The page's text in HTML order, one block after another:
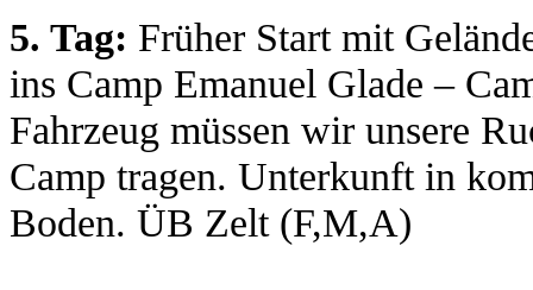
5. Tag: Früher Start mit
ins Camp Emanuel Glade –
Fahrzeug müssen wir unsere
Camp tragen. Unterkunft in
Boden. ÜB Zelt (F,M,A)